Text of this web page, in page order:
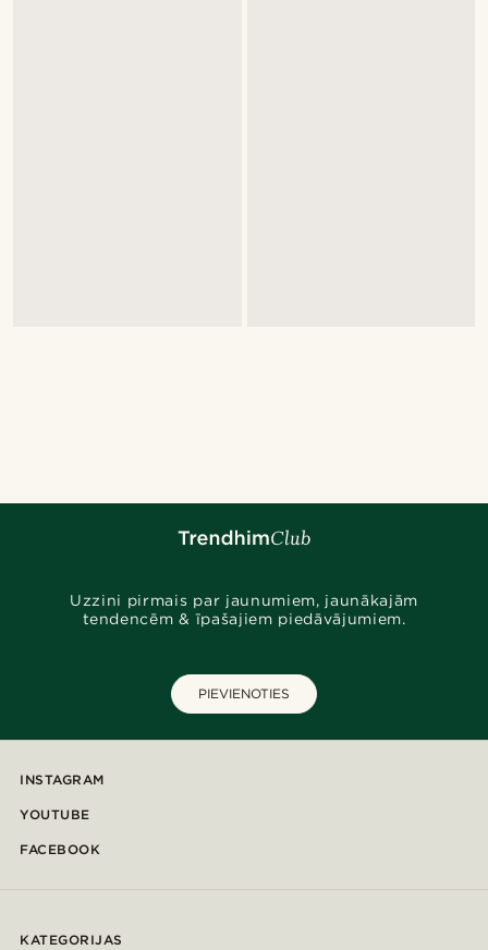
Uzzini pirmais par jaunumiem, jaunākajām
tendencēm & īpašajiem piedāvājumiem.
PIEVIENOTIES
INSTAGRAM
YOUTUBE
FACEBOOK
KATEGORIJAS